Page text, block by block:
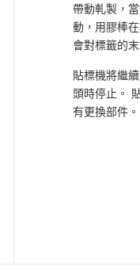
帶動軋製，
動，用膠棒
會對標籤的
貼標機將繼
頭時停止。
有更換部件。